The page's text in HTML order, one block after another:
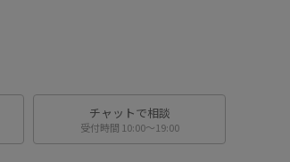
チャットで相談
受付時間 10:00〜19:00